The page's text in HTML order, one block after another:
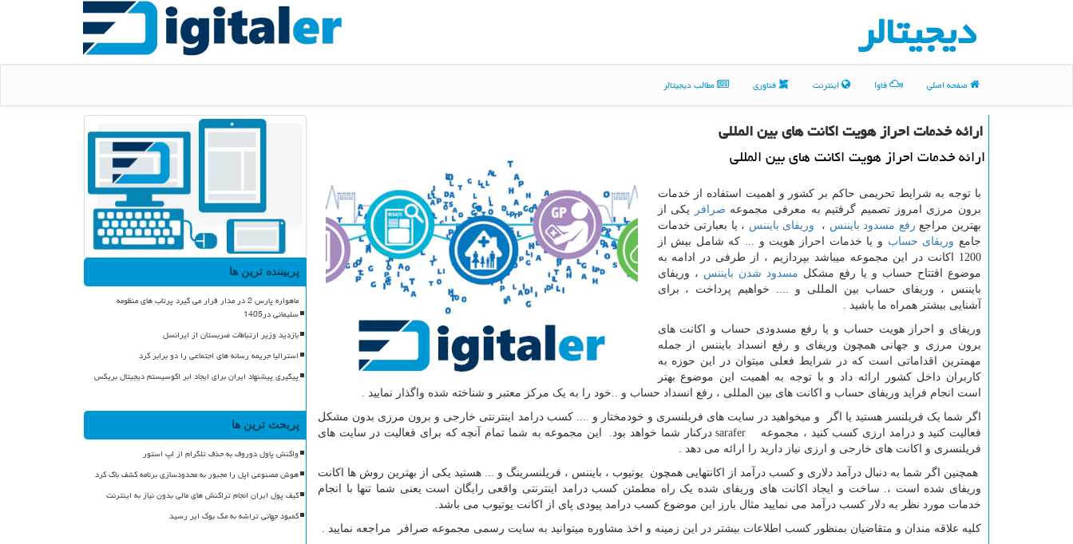
دیجیتالر
صفحه اصلی فاوا اینترنت فناوری مطالب دیجیتالر
ارائه خدمات احراز هویت اكانت های بین المللی
ارائه خدمات احراز هویت اكانت های بین المللی
با توجه به شرایط تحریمی حاکم بر کشور و اهمیت استفاده از خدمات
برون مرزی امروز تصمیم گرفتیم به معرفی مجموعه صرافر
یکی از
بهترین مراجع رفع مسدود بایننس ، وریفای بایننس ، یا بعبارتی خدمات
جامع وریفای حساب و یا خدمات احراز هویت و ... که شامل بیش از
1200 اکانت در این مجموعه میباشد بپردازیم ، از طرفی در ادامه به
موضوع افتتاح حساب و یا رفع مشکل مسدود شدن بایننس ، وریفای
بایننس ، وریفای حساب بین المللی و .... خواهیم پرداخت ، برای
آشنایی بیشتر همراه ما باشید .
وریفای و احراز هویت حساب و یا رفع مسدودی حساب و اکانت های
برون مرزی و جهانی همچون وریفای و رفع انسداد بایننس از جمله
مهمترین اقداماتی است که در شرایط فعلی میتوان در این حوزه به
کاربران داخل کشور ارائه داد و با توجه به اهمیت این موضوع بهتر
است انجام فراید وریفای حساب و اکانت های بین المللی ، رفع انسداد حساب و ..خود را به یک مرکز معتبر و شناخته شده واگذار نمایید .
اگر شما یک فریلنسر هستید یا اگر و میخواهید در سایت های فریلنسری و خودمختار و .... کسب درامد اینترنتی خارجی و برون مرزی بدون مشکل
فعالیت کنید و درامد ارزی کسب کنید ، مجموعه saraferدرکنار شما خواهد بود. این مجموعه به شما تمام آنچه که برای فعالیت در سایت های
فریلنسری و اکانت های خارجی و ارزی نیاز دارید را ارائه می دهد .
همچنین اگر شما به دنبال درآمد دلاری و کسب درآمد از اکانتهایی همچون یوتیوب ، بایننس ، فریلنسرینگ و ... هستید یکی از بهترین روش ها اکانت
وریفای شده است ،. ساخت و ایجاد اکانت های وریفای شده یک راه مطمئن کسب درامد اینترنتی واقعی رایگان است یعنی شما تنها با انجام
خدمات مورد نظر به دلار کسب درآمد می نمایید مثال بارز این موضوع کسب درامد پیودی پای از اکانت یوتیوب می باشد.
کلیه علاقه مندان و متقاضیان بمنظور کسب اطلاعات بیشتر در این زمینه و اخذ مشاوره میتوانید به سایت رسمی مجموعه صرافر مراجعه نمایید .
پربیننده ترین ها
ماهواره پارس 2 در مدار قرار می گیرد پرتاب های منظومه
سلیمانی در1405
بازدید وزیر ارتباطات صربستان از ایرانسل
استرالیا جریمه رسانه های اجتماعی را دو برابر کرد
پیگیری پیشنهاد ایران برای ایجاد ابر اکوسیستم دیجیتال بریکس
پربحث ترین ها
واکنش پاول دوروف به حذف تلگرام از اپ استور
هوش مصنوعی اپل را مجبور به محدودسازی برنامه کشف باگ کرد
کیف پول ایران انجام تراکنش های مالی بدون نیاز به اینترنت
کمبود جهانی تراشه به مک بوک ایر رسید